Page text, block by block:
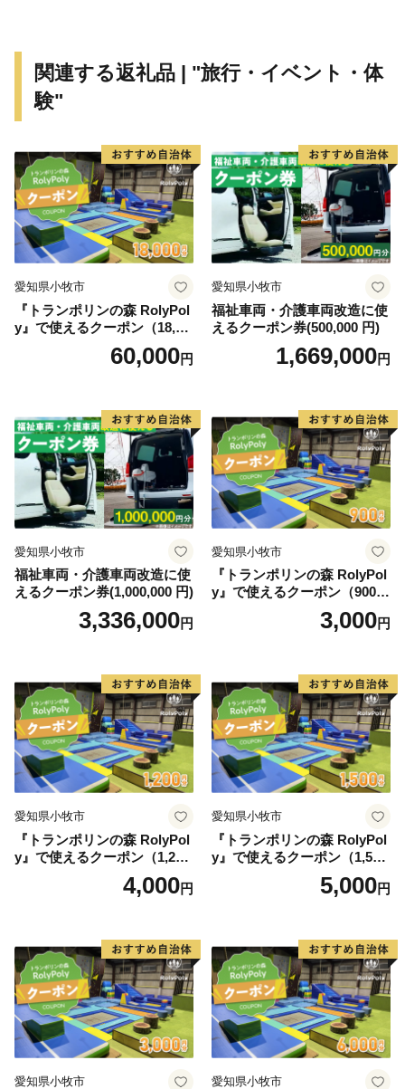
関連する返礼品 | "旅行・イベント・体
験"
愛知県小牧市
『トランポリンの森 RolyPol
y』で使えるクーポン（18,00
60,000円
愛知県小牧市
福祉車両・介護車両改造に使
えるクーポン券(500,000 円)
1,669,000円
愛知県小牧市
福祉車両・介護車両改造に使
えるクーポン券(1,000,000 円)
3,336,000円
愛知県小牧市
『トランポリンの森 RolyPol
y』で使えるクーポン（900
3,000円
愛知県小牧市
『トランポリンの森 RolyPol
y』で使えるクーポン（1,200
4,000円
愛知県小牧市
『トランポリンの森 RolyPol
y』で使えるクーポン（1,500
5,000円
愛知県小牧市 愛知県小牧市